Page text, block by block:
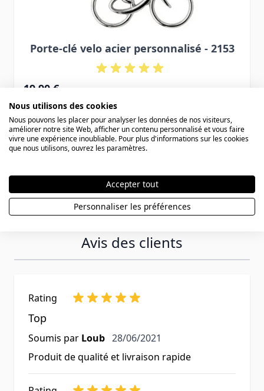
Porte-clé velo acier personnalisé - 2153
19,90 €
Avis des clients
Rating
Top
Soumis par Loub 28 juin 2021
28/06/2021
Produit de qualité et livraison rapide
Nous utilisons des cookies
Nous pouvons les placer pour analyser les données de nos visiteurs,
améliorer notre site Web, afficher un contenu personnalisé et vous faire
vivre une expérience inoubliable. Pour plus d'informations sur les cookies
que nous utilisons, ouvrez les paramètres.
Accepter tout
Personnaliser les préférences